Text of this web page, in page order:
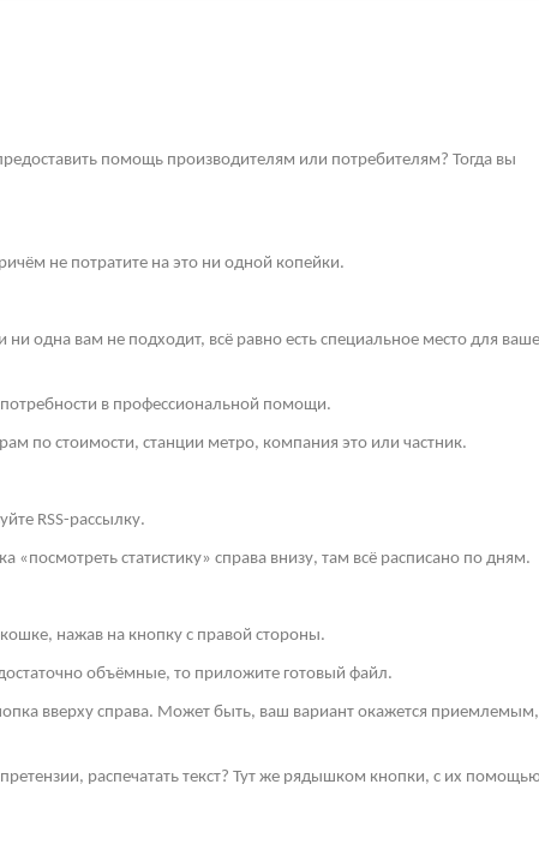
помощь производителям или потребителям? Тогда вы
не потратите на это ни одной копейки.
одна вам не подходит, всё равно есть специальное место для
в профессиональной помощи.
по стоимости, станции метро, компания это или частник.
RSS-рассылку.
«посмотреть статистику» справа внизу, там всё расписано по дням.
нажав на кнопку с правой стороны.
объёмные, то приложите готовый файл.
вверху справа. Может быть, ваш вариант окажется
распечатать текст? Тут же рядышком кнопки, с их